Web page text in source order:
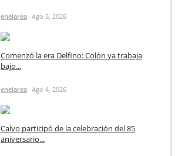
enelarea Ago 5, 2026
Comenzó la era Delfino: Colón ya trabaja
bajo...
enelarea Ago 4, 2026
Calvo participó de la celebración del 85
aniversario...